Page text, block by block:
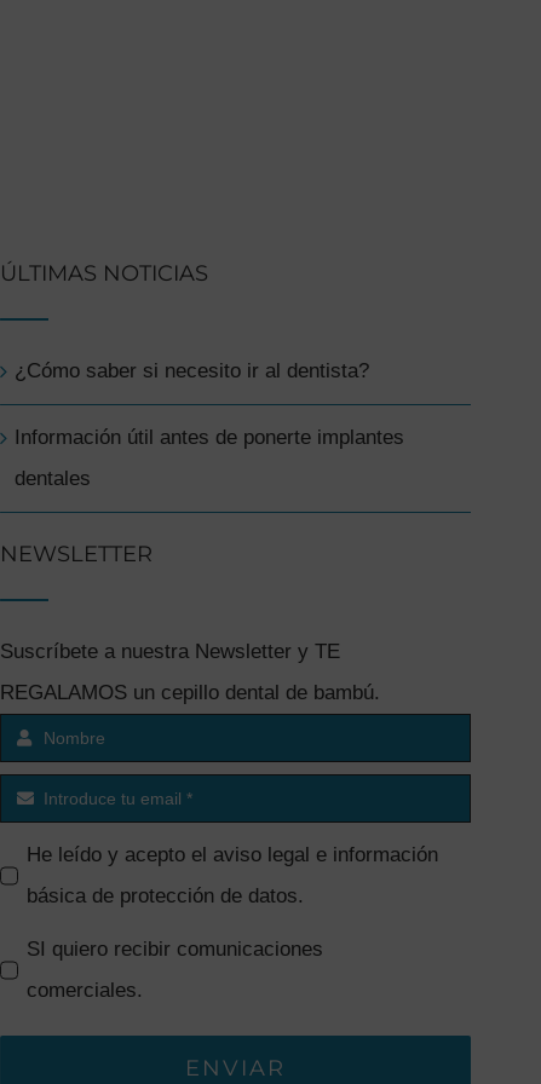
ÚLTIMAS NOTICIAS
¿Cómo saber si necesito ir al dentista?
Información útil antes de ponerte implantes
dentales
NEWSLETTER
Suscríbete a nuestra Newsletter y TE
REGALAMOS un cepillo dental de bambú.
He leído y acepto el aviso legal e información
básica de protección de datos.
SI quiero recibir comunicaciones
comerciales.
ENVIAR